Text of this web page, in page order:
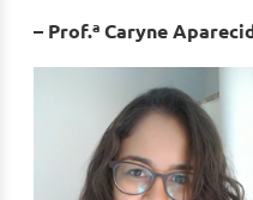
– Prof.ª Caryne